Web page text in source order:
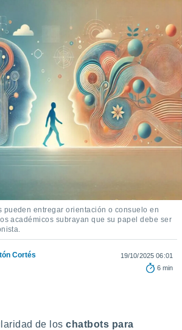
pueden entregar orientación o consuelo en
académicos subrayan que su papel debe ser
Cortés
19/10/2025 06:01
6 min
de loschatbots para